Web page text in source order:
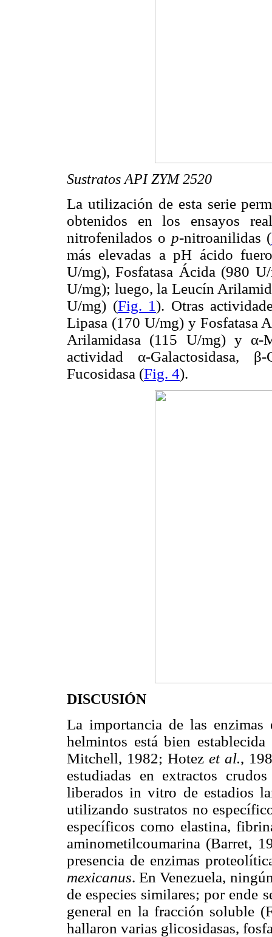
Sustratos API ZYM 2520
La utilización de esta serie
obtenidos en los ensayos
nitrofenilados o p-nitroanilidas (
más elevadas a pH ácido
U/mg), Fosfatasa Ácida (980
U/mg); luego, la Leucín
U/mg) (Fig. 1). Otras
Lipasa (170 U/mg) y Fosfatasa
Arilamidasa (115 U/mg) y α-
actividad α-Galactosidasa,
Fucosidasa (Fig. 4).
DISCUSIÓN
La importancia de las
helmintos está bien
Mitchell, 1982; Hotez et al.,
estudiadas en extractos
liberados in vitro de estadios
utilizando sustratos no
específicos como elastina,
aminometilcoumarina (Barret,
presencia de enzimas
mexicanus. En Venezuela,
de especies similares; por ende
general en la fracción soluble
hallaron varias glicosidasas,